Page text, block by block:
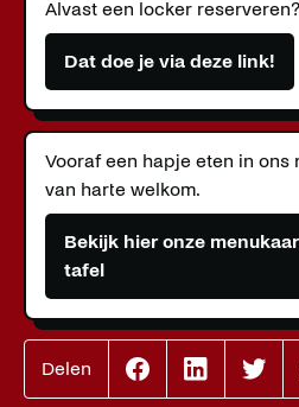
Alvast een locker reserveren?
Dat doe je via deze link!
Vooraf een hapje eten in ons
van harte welkom.
Bekijk hier onze
tafel
Delen
Effenaar
op
Effenaar
op
op